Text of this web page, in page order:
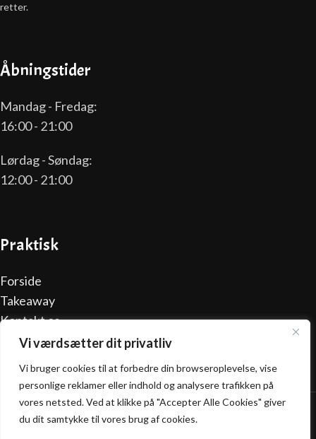
Vi værdsætter dit privatliv
Vi bruger cookies til at forbedre din browseroplevelse, vise
personlige reklamer eller indhold og analysere trafikken på
vores netsted. Ved at klikke på "Accepter Alle Cookies" giver
du dit samtykke til vores brug af cookies.
retter.
Åbningstider
Mandag - Fredag:
16:00 - 21:00
Lørdag - Søndag:
12:00 - 21:00
Praktisk
Forside
Takeaway
Kontakt os
Handelsbetingelser
California Pizza @ 2025 | Powered byNemBestil ApS